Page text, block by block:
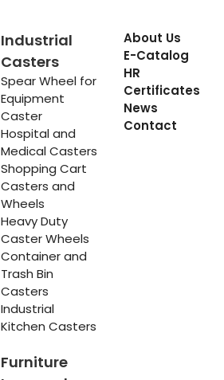
Industrial
Casters
Spear Wheel for
Equipment
Caster
Hospital and
Medical Casters
Shopping Cart
Casters and
Wheels
Heavy Duty
Caster Wheels
Container and
Trash Bin
Casters
Industrial
Kitchen Casters
Furniture
About Us
E-Catalog
HR
Certificates
News
Contact